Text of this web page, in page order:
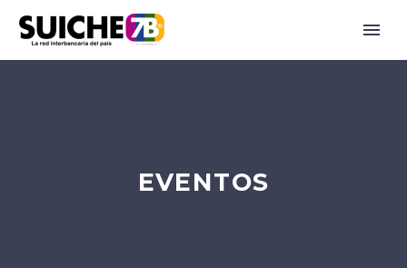
EVENTOS